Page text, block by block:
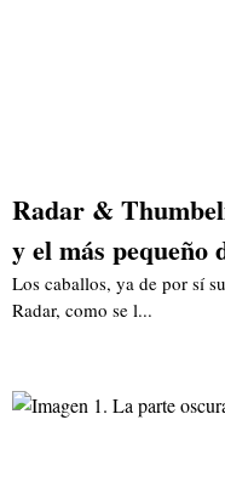
Radar &
y el más pequeño
Los caballos, ya de por sí
Radar, como se l...